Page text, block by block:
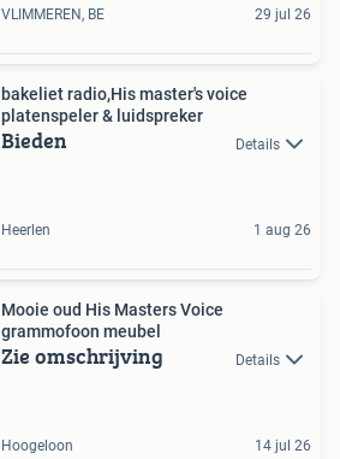
VLIMMEREN, BE 29 jul 26
bakeliet radio,His master's voice
platenspeler & luidspreker
Bieden Details
Heerlen 1 aug 26
Mooie oud His Masters Voice
grammofoon meubel
Zie omschrijving Details
Hoogeloon 14 jul 26